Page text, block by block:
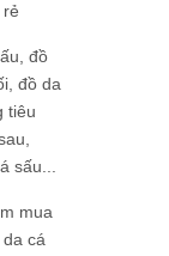
đồ
đồ da
tiêu
sấu...
mua
cá